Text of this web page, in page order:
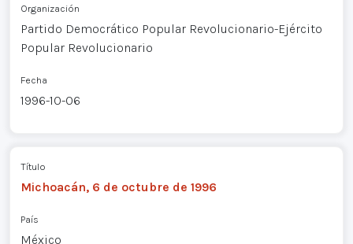
Organización
Partido Democrático Popular Revolucionario-Ejército
Popular Revolucionario
Fecha
1996-10-06
Título
Michoacán, 6 de octubre de 1996
País
México